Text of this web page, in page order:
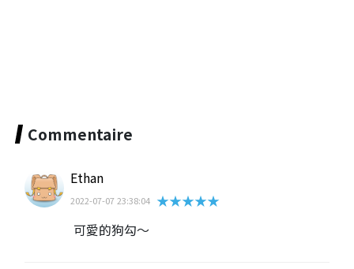
Commentaire
Ethan
2022-07-07 23:38:04 ★★★★★
可愛的狗勾～